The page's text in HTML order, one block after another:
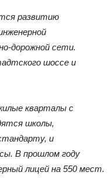
развитию
дорожной сети.
шоссе и
кварталы с
школы,
и
В прошлом году
лицей на 550 мест.